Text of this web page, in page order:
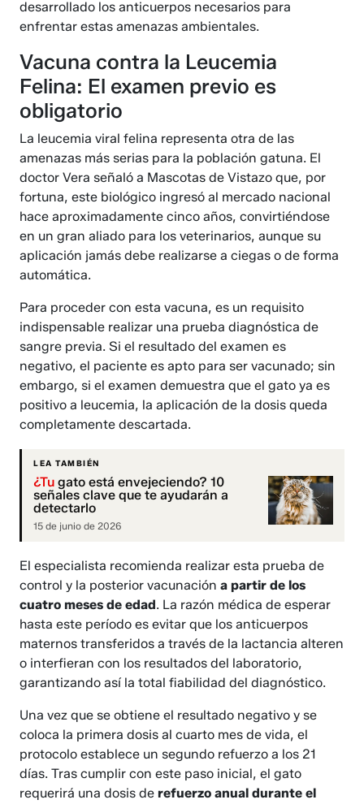
desarrollado los anticuerpos necesarios para
enfrentar estas amenazas ambientales.
Vacuna contra la Leucemia
Felina: El examen previo es
obligatorio
La leucemia viral felina representa otra de las
amenazas más serias para la población gatuna. El
doctor Vera señaló a Mascotas de Vistazo que, por
fortuna, este biológico ingresó al mercado nacional
hace aproximadamente cinco años, convirtiéndose
en un gran aliado para los veterinarios, aunque su
aplicación jamás debe realizarse a ciegas o de forma
automática.
Para proceder con esta vacuna, es un requisito
indispensable realizar una prueba diagnóstica de
sangre previa. Si el resultado del examen es
negativo, el paciente es apto para ser vacunado; sin
embargo, si el examen demuestra que el gato ya es
positivo a leucemia, la aplicación de la dosis queda
completamente descartada.
LEA TAMBIÉN
¿Tu gato está envejeciendo? 10
señales clave que te ayudarán a
detectarlo
15 de junio de 2026
El especialista recomienda realizar esta prueba de
control y la posterior vacunación a partir de los
cuatro meses de edad. La razón médica de esperar
hasta este período es evitar que los anticuerpos
maternos transferidos a través de la lactancia alteren
o interfieran con los resultados del laboratorio,
garantizando así la total fiabilidad del diagnóstico.
Una vez que se obtiene el resultado negativo y se
coloca la primera dosis al cuarto mes de vida, el
protocolo establece un segundo refuerzo a los 21
días. Tras cumplir con este paso inicial, el gato
requerirá una dosis de refuerzo anual durante el